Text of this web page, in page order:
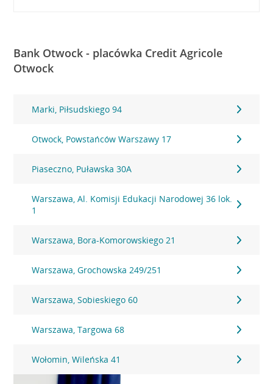
Bank Otwock - placówka Credit Agricole
Otwock
Marki, Piłsudskiego 94
Otwock, Powstańców Warszawy 17
Piaseczno, Puławska 30A
Warszawa, Al. Komisji Edukacji Narodowej 36 lok.
1
Warszawa, Bora-Komorowskiego 21
Warszawa, Grochowska 249/251
Warszawa, Sobieskiego 60
Warszawa, Targowa 68
Wołomin, Wileńska 41